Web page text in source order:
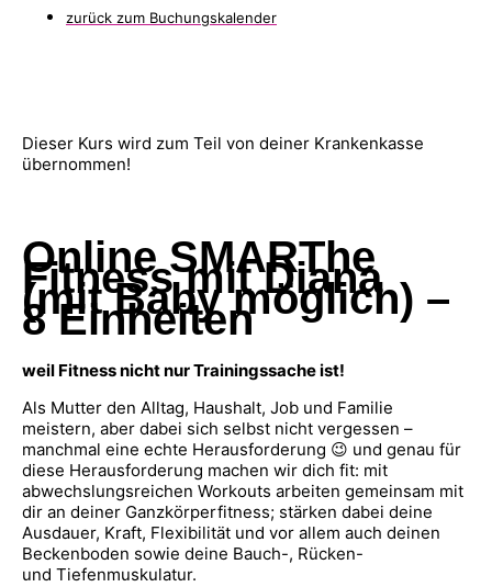
zurück zum Buchungskalender
Dieser Kurs wird zum Teil von deiner Krankenkasse
übernommen!
Online SMARThe
Fitness mit Diana
(mit Baby möglich) –
8 Einheiten
weil Fitness nicht nur Trainingssache ist!
Als Mutter den Alltag, Haushalt, Job und Familie
meistern, aber dabei sich selbst nicht vergessen –
manchmal eine echte Herausforderung 😉 und genau für
diese Herausforderung machen wir dich fit: mit
abwechslungsreichen Workouts arbeiten gemeinsam mit
dir an deiner Ganzkörperfitness; stärken dabei deine
Ausdauer, Kraft, Flexibilität und vor allem auch deinen
Beckenboden sowie deine Bauch-, Rücken-
und Tiefenmuskulatur.